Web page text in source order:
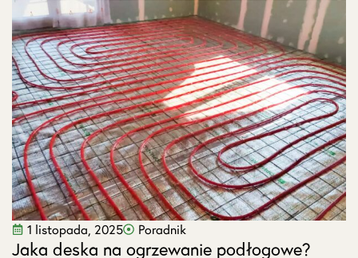
1 listopada, 2025 Poradnik
Jaka deska na ogrzewanie podłogowe?